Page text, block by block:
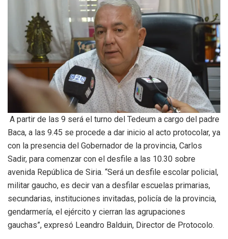
A partir de las 9 será el turno del Tedeum a cargo del padre
Baca, a las 9.45 se procede a dar inicio al acto protocolar, ya
con la presencia del Gobernador de la provincia, Carlos
Sadir, para comenzar con el desfile a las 10.30 sobre
avenida República de Siria. “Será un desfile escolar policial,
militar gaucho, es decir van a desfilar escuelas primarias,
secundarias, instituciones invitadas, policía de la provincia,
gendarmería, el ejército y cierran las agrupaciones
gauchas”, expresó Leandro Balduin, Director de Protocolo.